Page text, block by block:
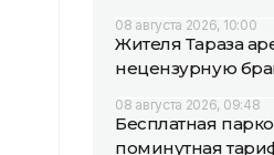
08 августа 2026, 10:00
Жителя Тараза
нецензурную
08 августа 2026, 09:48
Бесплатная
поминутная